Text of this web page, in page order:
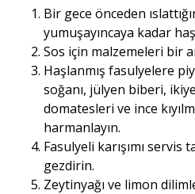
Bir gece önceden
yumuşayıncaya kadar
Sos için malzemeleri bir
Haşlanmış fasulyelere
soğanı, jülyen biberi,
domatesleri ve ince
harmanlayın.
Fasulyeli karışımı servis
gezdirin.
Zeytinyağı ve limon